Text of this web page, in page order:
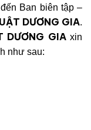
Ban biên tập –
DƯƠNG GIA.
DƯƠNG GIAxin
như sau: